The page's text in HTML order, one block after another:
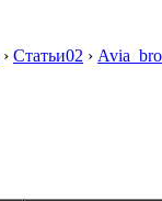
› Статьи02 ›